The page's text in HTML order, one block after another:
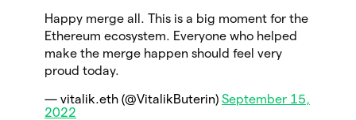
Happy merge all. This is a big moment for the
Ethereum ecosystem. Everyone who helped
make the merge happen should feel very
proud today.
— vitalik.eth (@VitalikButerin) September 15,
2022